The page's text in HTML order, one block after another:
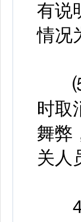
有说
情况
⑸应
时取
舞弊
关人
4.